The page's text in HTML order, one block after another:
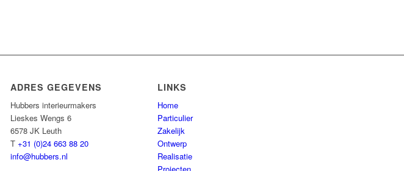
ADRES GEGEVENS
Hubbers interieurmakers
Lieskes Wengs 6
6578 JK Leuth
T+31 (0)24 663 88 20
info@hubbers.nl
LINKS
Home
Particulier
Zakelijk
Ontwerp
Realisatie